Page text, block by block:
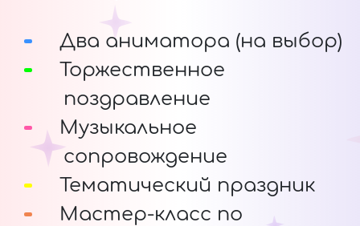
Два аниматора (на выбор)
Торжественное
поздравление
Музыкальное
сопровождение
Тематический праздник
Мастер-класс по